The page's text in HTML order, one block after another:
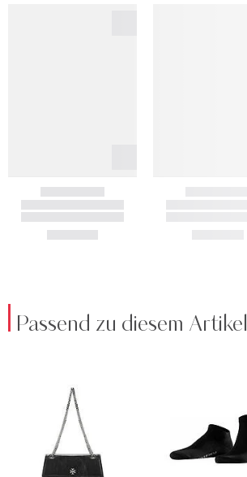
Passend zu diesem Artikel